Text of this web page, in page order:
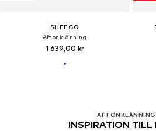
SHEEGO
Aftonklänning
1 639,00 kr
INSPIRATION TILL